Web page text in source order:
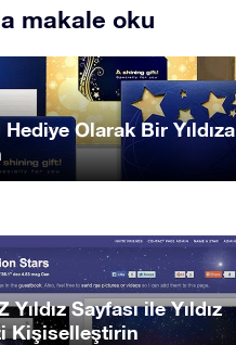
makale oku
Olarak Bir Yıldıza
Yıldız Sayfası ile Yıldız
Kişiselleştirin